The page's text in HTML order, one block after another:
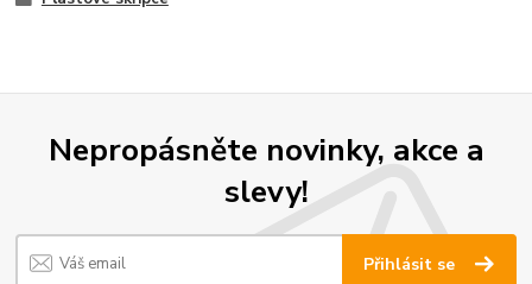
Nepropásněte novinky, akce a
slevy!
Přihlásit se